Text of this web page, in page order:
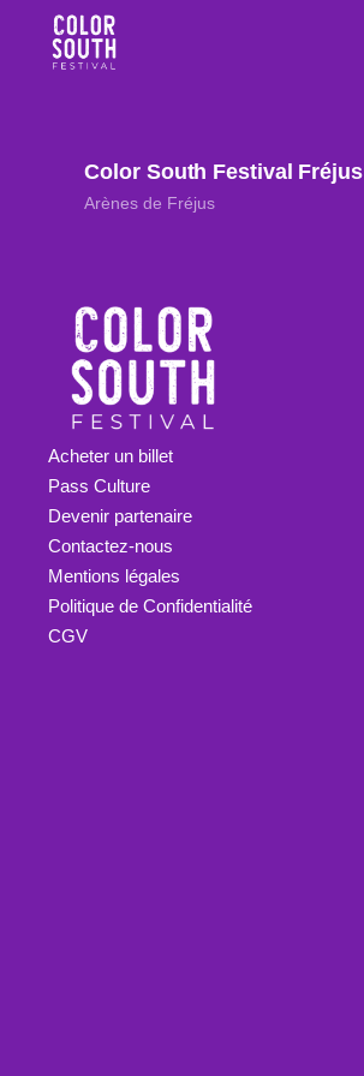
Color South Festival Fréjus
Arènes de Fréjus
Acheter un billet
Pass Culture
Devenir partenaire
Contactez-nous
Mentions légales
Politique de Confidentialité
CGV